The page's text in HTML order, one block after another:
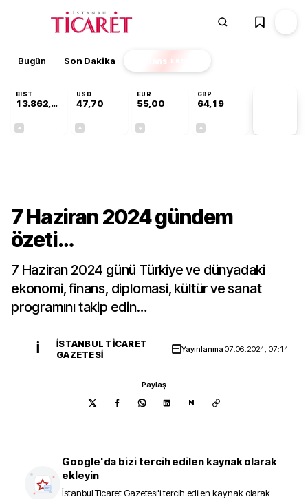
Bugün Son Dakika Finans EKSTRA
BIST
13.862,08
USD
47,70
EUR
55,00
GBP
64,19
7 Haziran 2024 gündem
özeti…
7 Haziran 2024 günü Türkiye ve dünyadaki
ekonomi, finans, diplomasi, kültür ve sanat
programını takip edin…
İ
İSTANBUL TICARET
GAZETESI
Yayınlanma07.06.2024, 07:14
Paylaş
N
Google'da bizi tercih edilen kaynak olarak
ekleyin
İstanbul Ticaret Gazetesi'i tercih edilen kaynak olarak